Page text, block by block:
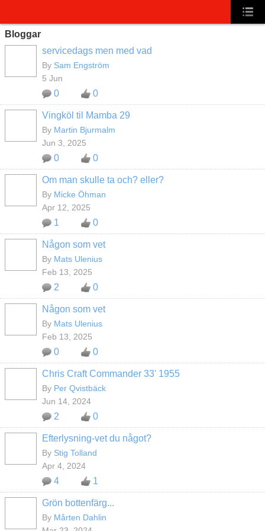
Bloggar
servicedags men med vad
By Sam Engström
5 Jun
0 0
Vingköl til Mamba 29
By Martin Bjurmalm
Jun 3, 2025
0 0
Om man skulle ta och? eller?
By Micke Öhman
Apr 12, 2025
1 0
Någon som vet
By Mats Ulenius
Feb 13, 2025
2 0
Någon som vet
By Mats Ulenius
Feb 13, 2025
0 0
Chris Craft Commander 33' 1955
By Per Qvistbäck
Jun 14, 2024
2 0
Efterlysning-vet du något?
By Stig Tolland
Apr 4, 2024
4 1
Grön bottenfärg...
By Mårten Dahlin